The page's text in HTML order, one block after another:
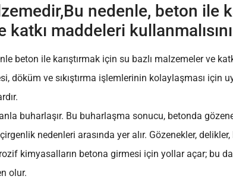
Bu nedenle, beton ile
maddeleri
beton ile karıştırmak için su bazlı malzemeler ve
döküm ve sıkıştırma işlemlerinin kolaylaşması için
buharlaşır. Bu buharlaşma sonucu, betonda
nedenleri arasında yer alır. Gözenekler,
kimyasalların betona girmesi için yollar açar; bu da
olur.